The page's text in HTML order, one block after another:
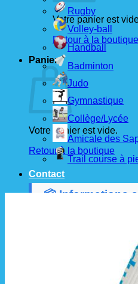
Votre panier est
Retour à la boutique
Panier
Votre panier est vide.
Retour à la boutique
📦 Informations
Les commandes sont
auprès
À partir de ces dates,
d'environ 3 semaines
Rugby
Volley-ball
Handball
Badminton
Judo
Gymnastique
Collège/Lycée
Amicale des
Trail course à
Contact